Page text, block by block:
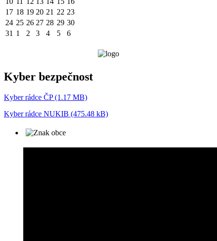
17 18 19 20 21 22 23
24 25 26 27 28 29 30
31 1 2 3 4 5 6
Kyber bezpečnost
Kyber rádce ČP (1.17 MB)
Kyber rádce NUKIB (475.48 kB)